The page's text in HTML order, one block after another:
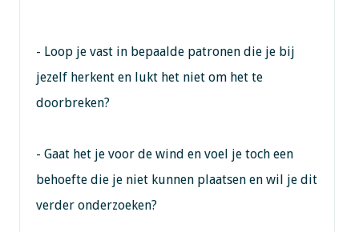
- Loop je vast in bepaalde patronen die je bij
jezelf herkent en lukt het niet om het te
doorbreken?
- Gaat het je voor de wind en voel je toch een
behoefte die je niet kunnen plaatsen en wil je dit
verder onderzoeken?